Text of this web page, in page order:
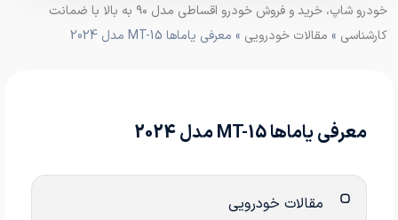
خودرو شاپ، خرید و فروش خودرو اقساطی مدل ۹۰ به بالا با ضمانت
کارشناسی » مقالات خودرویی » معرفی یاماها MT-15 مدل 2024
معرفی یاماها MT-15 مدل 2024
مقالات خودرویی